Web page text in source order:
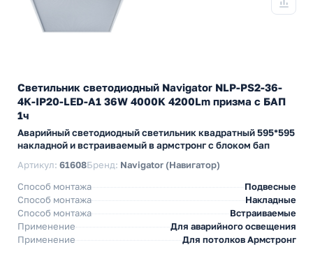
Светильник светодиодный Navigator NLP-PS2-36-
4K-IP20-LED-A1 36W 4000K 4200Lm призма с БАП
1ч
Аварийный светодиодный светильник квадратный 595*595
накладной и встраиваемый в армстронг с блоком бап
Артикул: 61608Бренд: Navigator (Навигатор)
Способ монтажа
Подвесные
Способ монтажа
Накладные
Способ монтажа
Встраиваемые
Применение
Для аварийного освещения
Применение
Для потолков Армстронг